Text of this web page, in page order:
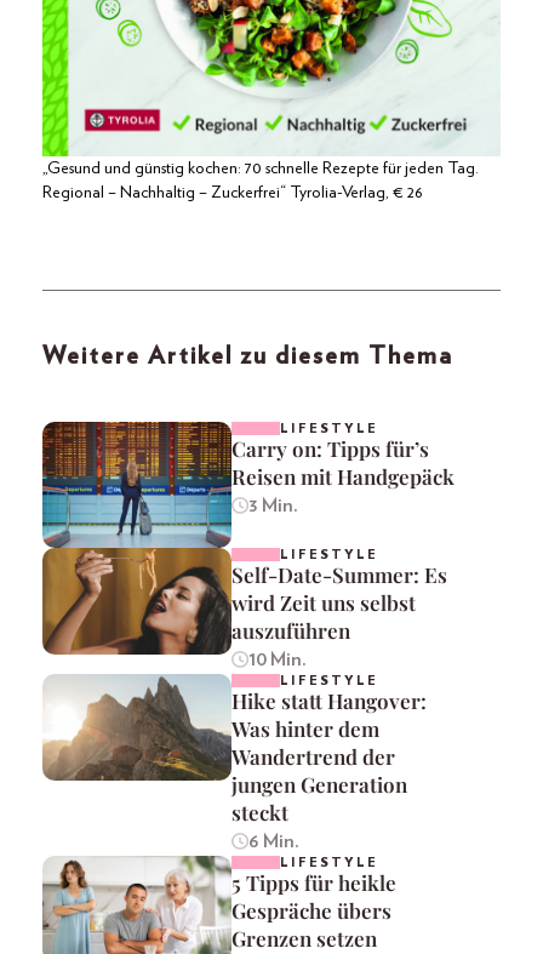
„Gesund und günstig kochen: 70 schnelle Rezepte für jeden Tag.
Regional – Nachhaltig – Zuckerfrei“ Tyrolia-Verlag, € 26
Weitere Artikel zu diesem Thema
LIFESTYLE
Carry on: Tipps für’s
Reisen mit Handgepäck
3 Min.
LIFESTYLE
Self-Date-Summer: Es
wird Zeit uns selbst
auszuführen
10 Min.
LIFESTYLE
Hike statt Hangover:
Was hinter dem
Wandertrend der
jungen Generation
steckt
6 Min.
LIFESTYLE
5 Tipps für heikle
Gespräche übers
Grenzen setzen